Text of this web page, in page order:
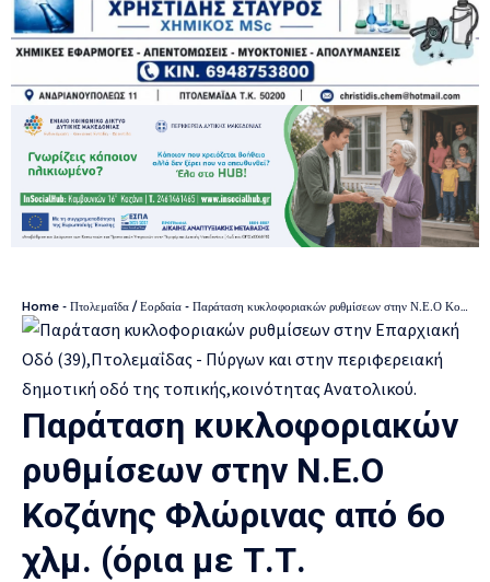
Home - Πτολεμαΐδα / Εορδαία - Παράταση κυκλοφοριακών ρυθμίσεων στην Ν.Ε.Ο Κοζάνης Φλώρινας από 6ο χλμ. (όρια με Τ.Τ. Κοζάνης), έως 26ο χλμ. (Κόμβος Ανατολικού) κατά την μεταφορά τμημάτων ανεμογεννητριών προς την Τ.Κ. Ανατολικού .
Παράταση κυκλοφοριακών
ρυθμίσεων στην Ν.Ε.Ο
Κοζάνης Φλώρινας από 6ο
χλμ. (όρια με Τ.Τ.